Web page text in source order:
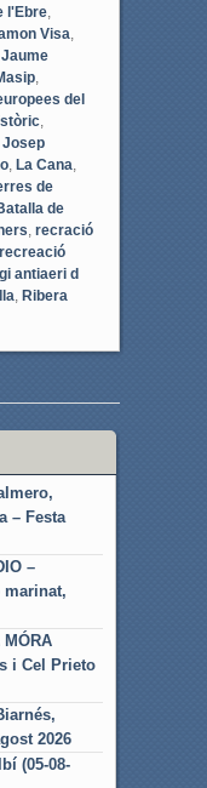
l'Ebre,
Visa
Jaume
,
del
,
Josep
, La Cana
de
de
recració
recreació
antiaeri d
Ribera
– Festa
–
marinat,
MÓRA
i Cel Prieto
2026
(05-08-